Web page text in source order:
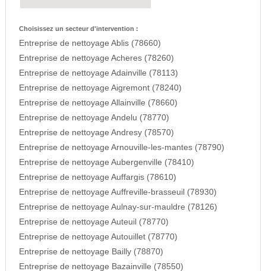
Choisissez un secteur d'intervention :
Entreprise de nettoyage Ablis (78660)
Entreprise de nettoyage Acheres (78260)
Entreprise de nettoyage Adainville (78113)
Entreprise de nettoyage Aigremont (78240)
Entreprise de nettoyage Allainville (78660)
Entreprise de nettoyage Andelu (78770)
Entreprise de nettoyage Andresy (78570)
Entreprise de nettoyage Arnouville-les-mantes (78790)
Entreprise de nettoyage Aubergenville (78410)
Entreprise de nettoyage Auffargis (78610)
Entreprise de nettoyage Auffreville-brasseuil (78930)
Entreprise de nettoyage Aulnay-sur-mauldre (78126)
Entreprise de nettoyage Auteuil (78770)
Entreprise de nettoyage Autouillet (78770)
Entreprise de nettoyage Bailly (78870)
Entreprise de nettoyage Bazainville (78550)